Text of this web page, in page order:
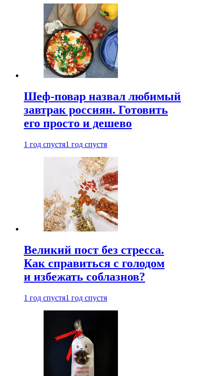
Шеф-повар назвал любимый
завтрак россиян. Готовить
его просто и дешево
1 год спустя1 год спустя
Великий пост без стресса.
Как справиться с голодом
и избежать соблазнов?
1 год спустя1 год спустя